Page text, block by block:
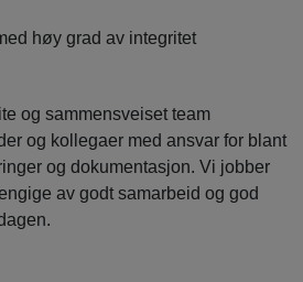
høy grad av integritet
og sammensveiset team
og kollegaer med ansvar for blant
og dokumentasjon. Vi jobber
av godt samarbeid og god